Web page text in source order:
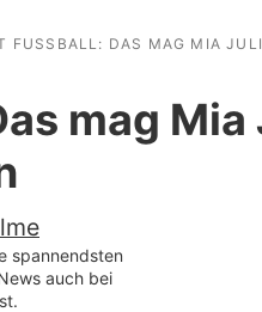
Royals
Filme & Serien
Familie & Liebe
FUSSBALL: DAS MAG MIA
mag
spannendsten
auch bei